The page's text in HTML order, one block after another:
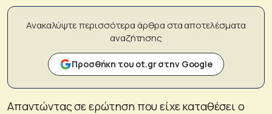
Ανακαλύψτε περισσότερα άρθρα στα αποτελέσματα
αναζήτησης
Προσθήκη του ot.gr στην Google
Απαντώντας σε ερώτηση που είχε καταθέσει ο